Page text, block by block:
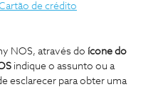
de crédito
NOS, através do ícone do
indique o assunto ou a
esclarecer para obter uma